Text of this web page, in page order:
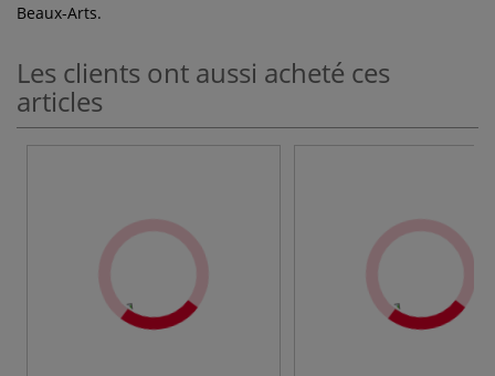
Beaux-Arts.
Les clients ont aussi acheté ces
articles